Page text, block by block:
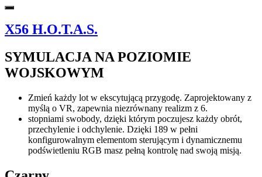
X56 H.O.T.A.S.
SYMULACJA NA POZIOMIE
WOJSKOWYM
Zmień każdy lot w ekscytującą przygodę. Zaprojektowany z
myślą o VR, zapewnia niezrównany realizm z 6.
stopniami swobody, dzięki którym poczujesz każdy obrót,
przechylenie i odchylenie. Dzięki 189 w pełni
konfigurowalnym elementom sterującym i dynamicznemu
podświetleniu RGB masz pełną kontrolę nad swoją misją.